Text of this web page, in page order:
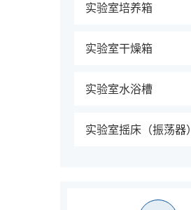
实验室培养箱
实验室干燥箱
实验室水浴槽
实验室摇床（振荡器）